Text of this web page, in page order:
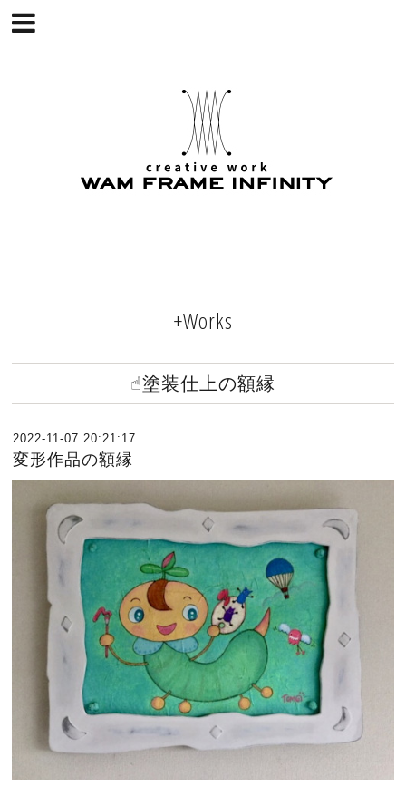
+Works
☝︎塗装仕上の額縁
2022-11-07 20:21:17
変形作品の額縁